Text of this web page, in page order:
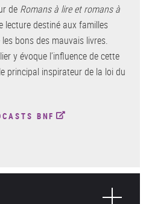
de Romans à lire et romans à
lecture destiné aux familles
bons des mauvais livres.
y évoque l’influence de cette
principal inspirateur de la loi du
BNF